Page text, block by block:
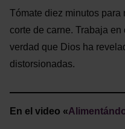
Tómate diez minutos para
corte de carne. Trabaja
verdad que Dios ha
distorsionadas.
En el video «